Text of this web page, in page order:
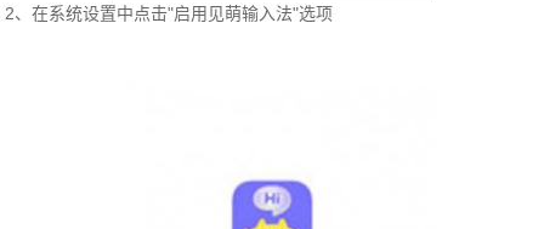
2、在系统设置中点击"启用见萌输入法"选项